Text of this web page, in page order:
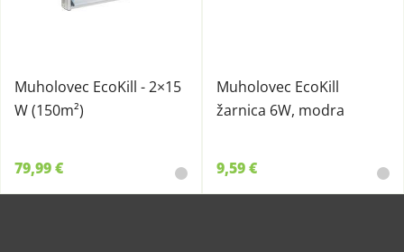
Muholovec EcoKill - 2×15
W (150m²)
79,99 €
Muholovec EcoKill
žarnica 6W, modra
9,59 €